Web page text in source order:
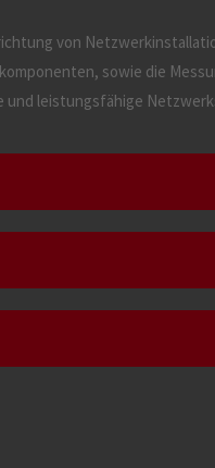
von
sowie die
und leistungsfähige